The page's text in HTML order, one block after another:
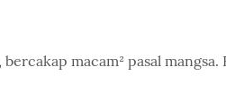
macam² pasal